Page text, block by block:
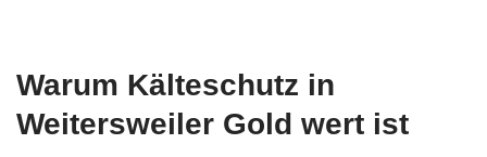
Warum Kälteschutz in
Weitersweiler Gold wert ist